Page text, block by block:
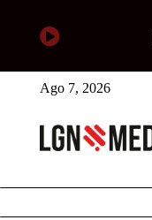

Ago 7, 2026